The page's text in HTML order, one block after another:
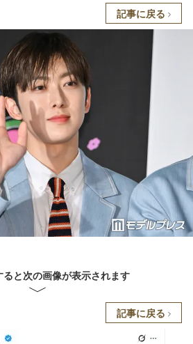
記事に戻る
ると次の画像が表示されます
記事に戻る